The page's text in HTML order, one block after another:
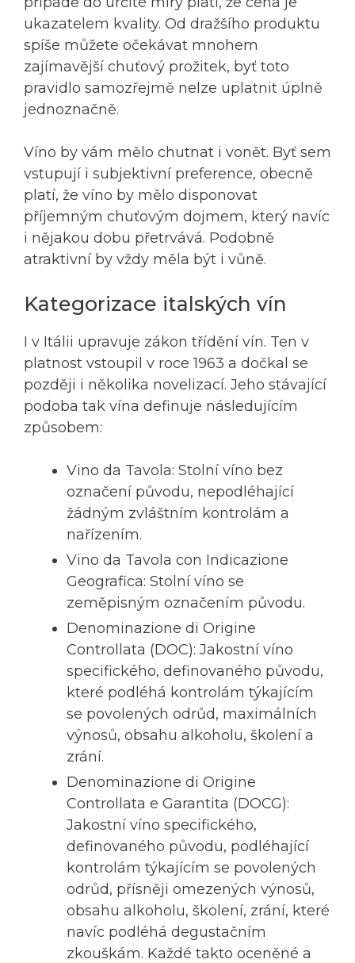
ukazatelem kvality. Od dražšího produktu
spíše můžete očekávat mnohem
zajímavější chuťový prožitek, byť toto
pravidlo samozřejmě nelze uplatnit úplně
jednoznačně.
Víno by vám mělo chutnat i vonět. Byť sem
vstupují i subjektivní preference, obecně
platí, že víno by mělo disponovat
příjemným chuťovým dojmem, který navíc
i nějakou dobu přetrvává. Podobně
atraktivní by vždy měla být i vůně.
Kategorizace italských vín
I v Itálii upravuje zákon třídění vín. Ten v
platnost vstoupil v roce 1963 a dočkal se
později i několika novelizací. Jeho stávající
podoba tak vína definuje následujícím
způsobem:
Vino da Tavola: Stolní víno bez
označení původu, nepodléhající
žádným zvláštním kontrolám a
nařízením.
Vino da Tavola con Indicazione
Geografica: Stolní víno se
zeměpisným označením původu.
Denominazione di Origine
Controllata (DOC): Jakostní víno
specifického, definovaného původu,
které podléhá kontrolám týkajícím
se povolených odrůd, maximálních
výnosů, obsahu alkoholu, školení a
zrání.
Denominazione di Origine
Controllata e Garantita (DOCG):
Jakostní víno specifického,
definovaného původu, podléhající
kontrolám týkajícím se povolených
odrůd, přísněji omezených výnosů,
obsahu alkoholu, školení, zrání, které
navíc podléhá degustačním
zkouškám. Každé takto oceněné a